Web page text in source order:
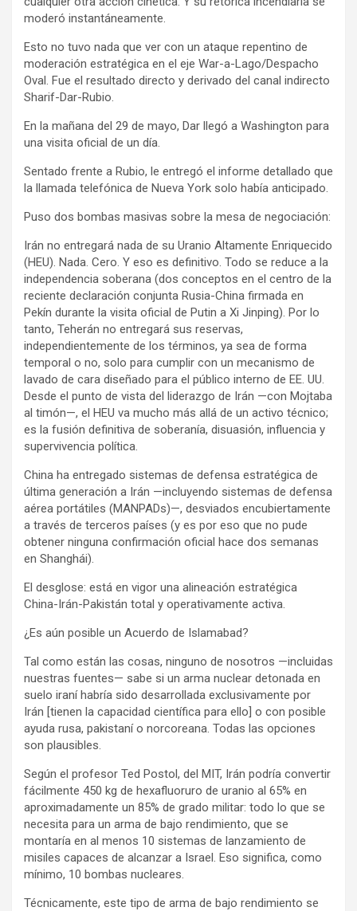
moderó instantáneamente.
Esto no tuvo nada que ver con un ataque repentino de
moderación estratégica en el eje War-a-Lago/Despacho
Oval. Fue el resultado directo y derivado del canal indirecto
Sharif-Dar-Rubio.
En la mañana del 29 de mayo, Dar llegó a Washington para
una visita oficial de un día.
Sentado frente a Rubio, le entregó el informe detallado que
la llamada telefónica de Nueva York solo había anticipado.
Puso dos bombas masivas sobre la mesa de negociación:
Irán no entregará nada de su Uranio Altamente Enriquecido
(HEU). Nada. Cero. Y eso es definitivo. Todo se reduce a la
independencia soberana (dos conceptos en el centro de la
reciente declaración conjunta Rusia-China firmada en
Pekín durante la visita oficial de Putin a Xi Jinping). Por lo
tanto, Teherán no entregará sus reservas,
independientemente de los términos, ya sea de forma
temporal o no, solo para cumplir con un mecanismo de
lavado de cara diseñado para el público interno de EE. UU.
Desde el punto de vista del liderazgo de Irán —con Mojtaba
al timón—, el HEU va mucho más allá de un activo técnico;
es la fusión definitiva de soberanía, disuasión, influencia y
supervivencia política.
China ha entregado sistemas de defensa estratégica de
última generación a Irán —incluyendo sistemas de defensa
aérea portátiles (MANPADs)—, desviados encubiertamente
a través de terceros países (y es por eso que no pude
obtener ninguna confirmación oficial hace dos semanas
en Shanghái).
El desglose: está en vigor una alineación estratégica
China-Irán-Pakistán total y operativamente activa.
¿Es aún posible un Acuerdo de Islamabad?
Tal como están las cosas, ninguno de nosotros —incluidas
nuestras fuentes— sabe si un arma nuclear detonada en
suelo iraní habría sido desarrollada exclusivamente por
Irán [tienen la capacidad científica para ello] o con posible
ayuda rusa, pakistaní o norcoreana. Todas las opciones
son plausibles.
Según el profesor Ted Postol, del MIT, Irán podría convertir
fácilmente 450 kg de hexafluoruro de uranio al 65% en
aproximadamente un 85% de grado militar: todo lo que se
necesita para un arma de bajo rendimiento, que se
montaría en al menos 10 sistemas de lanzamiento de
misiles capaces de alcanzar a Israel. Eso significa, como
mínimo, 10 bombas nucleares.
Técnicamente, este tipo de arma de bajo rendimiento se